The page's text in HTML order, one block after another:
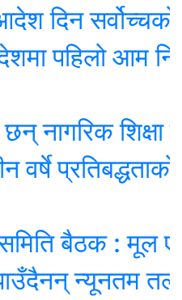
सर्वोच्चको
पहिलो आम
शिक्षा
बैठक : मूल
न्यूनतम तलब !